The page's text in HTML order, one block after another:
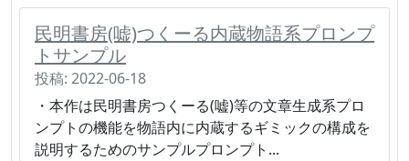
民明書房(嘘)つくーる内蔵物語系プロンプ
トサンプル
投稿: 2022-06-18
・本作は民明書房つくーる(嘘)等の文章生成系プロ
ンプトの機能を物語内に内蔵するギミックの構成を
説明するためのサンプルプロンプト...